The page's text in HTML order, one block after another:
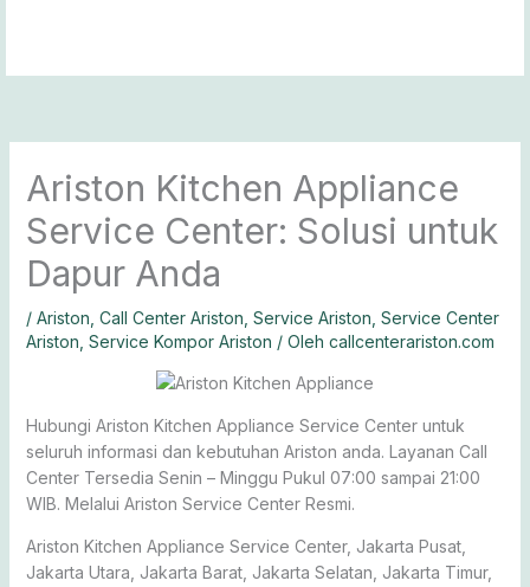
Ariston Kitchen Appliance
Service Center: Solusi untuk
Dapur Anda
/ Ariston Call Center Ariston Service Ariston Service Center
Ariston Service Kompor Ariston / Oleh callcenterariston.com
Hubungi Ariston Kitchen Appliance Service Center untuk
seluruh informasi dan kebutuhan Ariston anda. Layanan Call
Center Tersedia Senin – Minggu Pukul 07:00 sampai 21:00
WIB. Melalui Ariston Service Center Resmi.
Ariston Kitchen Appliance Service Center, Jakarta Pusat,
Jakarta Utara, Jakarta Barat, Jakarta Selatan, Jakarta Timur,